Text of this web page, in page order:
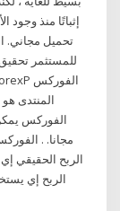
إثباتًا منذ
تحميل مجاني.
للمستثمر
المنتدى
الربح الحقيقي
الربح إي